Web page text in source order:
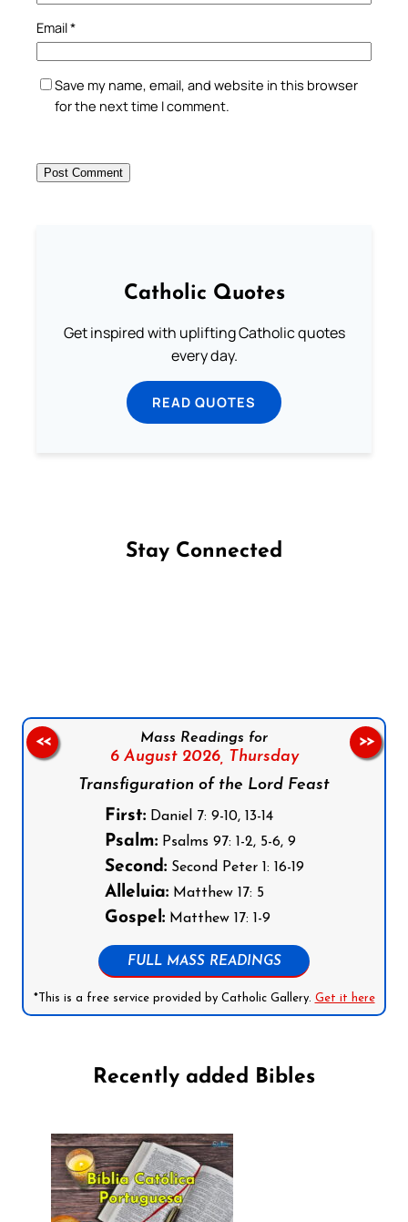
Email*
Save my name, email, and website in this browser
for the next time I comment.
Catholic Quotes
Get inspired with uplifting Catholic quotes
every day.
READ QUOTES
Stay Connected
Mass Readings for
6 August 2026, Thursday
Transfiguration of the Lord Feast
First:Daniel 7: 9-10, 13-14
Psalm:Psalms 97: 1-2, 5-6, 9
Second:Second Peter 1: 16-19
Alleluia:Matthew 17: 5
Gospel:Matthew 17: 1-9
FULL MASS READINGS
*This is a free service provided by Catholic Gallery. Get it here
<< >>
Recently added Bibles